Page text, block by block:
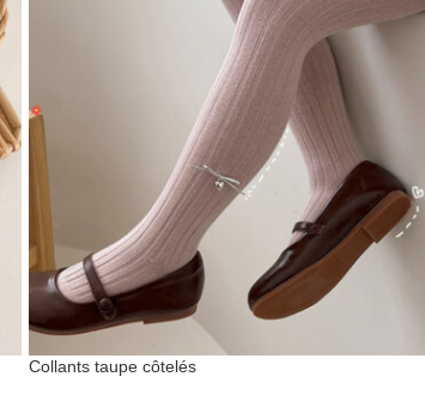
Collants taupe côtelés